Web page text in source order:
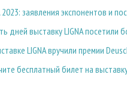
2023: заявления экспонентов и
дней выставку LIGNA посетили
LIGNA вручили премии
бесплатный билет на